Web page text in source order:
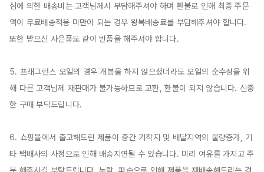
심에 의한 배송비는 고객님께서 부담해주셔야 하며 환불로 인해 최종 주문
액이 무료배송적용 미만이 되는 경우 왕복배송료를 부담해주셔야 합니다.
또한 받으신 사은품도 같이 반품을 해주셔야 합니다.
5. 프래그런스 오일의 경우 개봉을 하지 않으셨더라도 오일의 순수성을 위
해 다른 고객님께 재판매가 불가능하므로 교환, 환불이 되지 않습니다. 신중
한 구매 부탁드립니다.
6. 쇼핑몰에서 출고해드린 제품이 중간 기착지 및 배달지역의 물량증가, 기
타 택배사의 사정으로 인해 배송지연될 수 있습니다. 미리 여유를 가지고 주